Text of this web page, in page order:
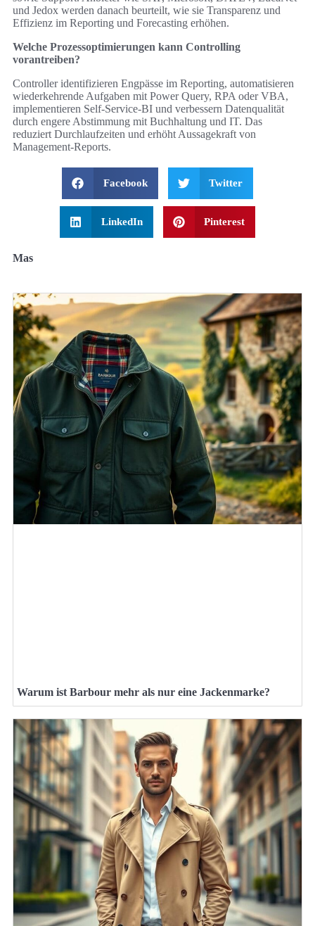
und Jedox werden danach beurteilt, wie sie Transparenz und
Effizienz im Reporting und Forecasting erhöhen.
Welche Prozessoptimierungen kann Controlling
vorantreiben?
Controller identifizieren Engpässe im Reporting, automatisieren
wiederkehrende Aufgaben mit Power Query, RPA oder VBA,
implementieren Self-Service-BI und verbessern Datenqualität
durch engere Abstimmung mit Buchhaltung und IT. Das
reduziert Durchlaufzeiten und erhöht Aussagekraft von
Management-Reports.
Facebook Twitter
LinkedIn Pinterest
Mas
Warum ist Barbour mehr als nur eine Jackenmarke?